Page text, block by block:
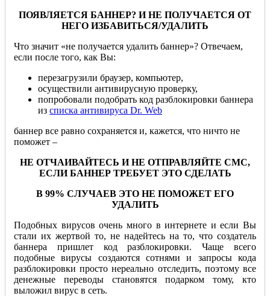
ПОЯВЛЯЕТСЯ БАННЕР? И НЕ ПОЛУЧАЕТСЯ ОТ
НЕГО ИЗБАВИТЬСЯ/УДАЛИТЬ
Что значит «не получается удалить баннер»? Отвечаем,
если после того, как Вы:
перезагрузили браузер, компьютер,
осуществили антивирусную проверку,
попробовали подобрать код разблокировки баннера
из списка антивируса Dr. Web
баннер все равно сохраняется и, кажется, что ничто не
поможет –
НЕ ОТЧАИВАЙТЕСЬ И НЕ ОТПРАВЛЯЙТЕ СМС,
ЕСЛИ БАННЕР ТРЕБУЕТ ЭТО СДЕЛАТЬ
В 99% СЛУЧАЕВ ЭТО НЕ ПОМОЖЕТ ЕГО
УДАЛИТЬ
Подобных вирусов очень много в интернете и если Вы
стали их жертвой то, не надейтесь на то, что создатель
баннера пришлет код разблокировки. Чаще всего
подобные вирусы создаются сотнями и запросы кода
разблокировки просто нереально отследить, поэтому все
денежные переводы становятся подарком тому, кто
выложил вирус в сеть.